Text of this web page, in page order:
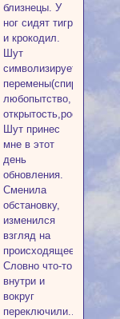
близнецы. У
ног сидят тигр
и крокодил.
Шут
символизирует
перемены(спираль),
любопытство,
открытость,рост.
Шут принес
мне в этот
день
обновления.
Сменила
обстановку,
изменился
взгляд на
происходящее..
Словно что-то
внутри и
вокруг
переключили..